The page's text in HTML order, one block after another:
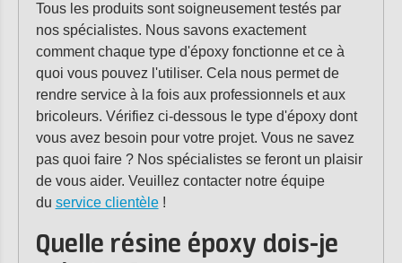
Tous les produits sont soigneusement testés par
nos spécialistes. Nous savons exactement
comment chaque type d'époxy fonctionne et ce à
quoi vous pouvez l'utiliser. Cela nous permet de
rendre service à la fois aux professionnels et aux
bricoleurs. Vérifiez ci-dessous le type d'époxy dont
vous avez besoin pour votre projet. Vous ne savez
pas quoi faire ? Nos spécialistes se feront un plaisir
de vous aider. Veuillez contacter notre équipe
du service clientèle!
Quelle résine époxy dois-je